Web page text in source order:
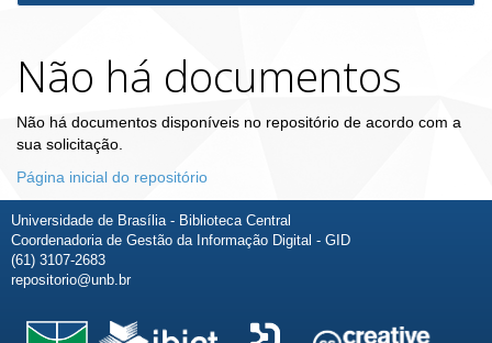
Não há documentos
Não há documentos disponíveis no repositório de acordo com a
sua solicitação.
Página inicial do repositório
Universidade de Brasília - Biblioteca Central
Coordenadoria de Gestão da Informação Digital - GID
(61) 3107-2683
repositorio@unb.br